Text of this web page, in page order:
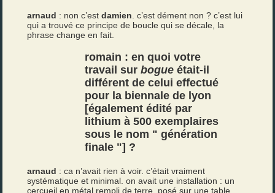
arnaud : non c’estdamien . c’est dément non ? c’est lui
qui a trouvé ce principe de boucle qui se décale, la
phrase change en fait.
romain : en quoi votre
travail surbogue était-il
différent de celui effectué
pour la biennale de lyon
[également édité par
lithium à 500 exemplaires
sous le nom " génération
finale "] ?
arnaud : ca n’avait rien à voir. c’était vraiment
systématique et minimal. on avait une installation : un
cercueil en métal rempli de terre, posé sur une table